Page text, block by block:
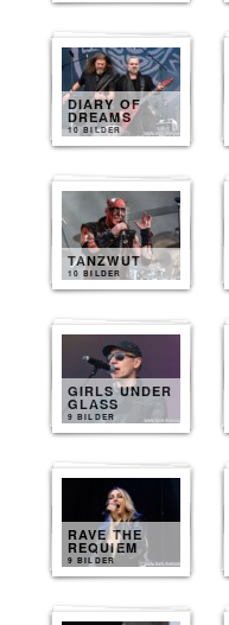
DIARY OF
DREAMS
10 BILDER
TANZWUT
10 BILDER
GIRLS UNDER
GLASS
9 BILDER
RAVE THE
REQUIEM
9 BILDER